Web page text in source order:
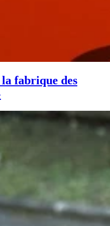
fabrique des